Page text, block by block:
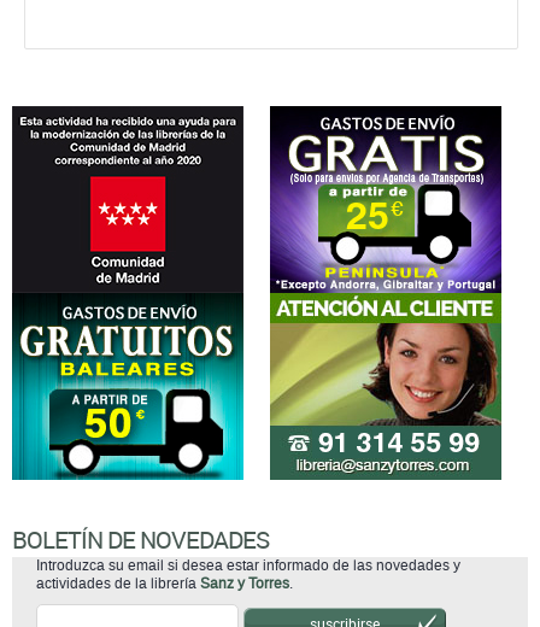
BOLETÍN DE NOVEDADES
Introduzca su email si desea estar informado de las novedades y
actividades de la librería Sanz y Torres.